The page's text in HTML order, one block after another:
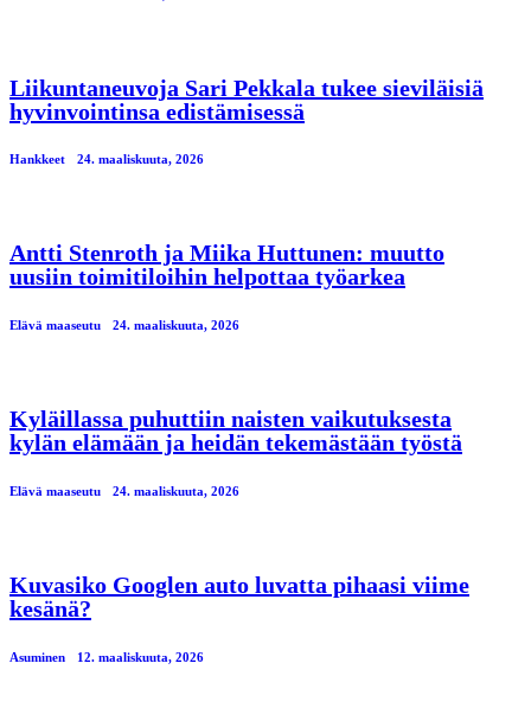
Liikuntaneuvoja Sari Pekkala tukee sieviläisiä
hyvinvointinsa edistämisessä
Hankkeet 24. maaliskuuta, 2026
Antti Stenroth ja Miika Huttunen: muutto
uusiin toimitiloihin helpottaa työarkea
Elävä maaseutu 24. maaliskuuta, 2026
Kyläillassa puhuttiin naisten vaikutuksesta
kylän elämään ja heidän tekemästään työstä
Elävä maaseutu 24. maaliskuuta, 2026
Kuvasiko Googlen auto luvatta pihaasi viime
kesänä?
Asuminen 12. maaliskuuta, 2026